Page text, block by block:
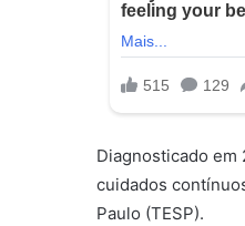
Diagnosticado em
cuidados
Paulo (TESP).